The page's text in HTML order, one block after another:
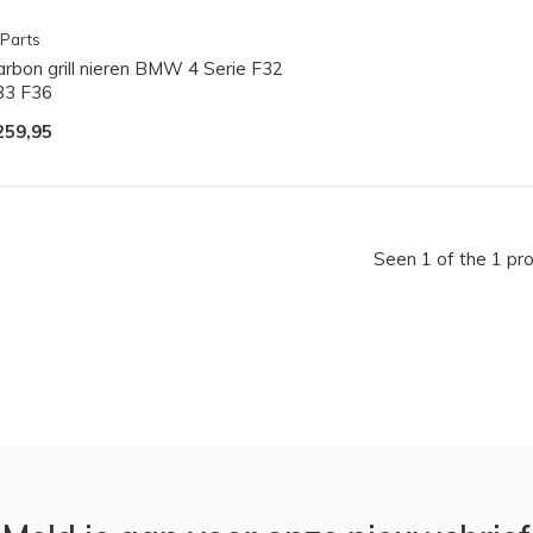
grill nieren BMW 4 Serie F32
F36
Seen 1 of the 1